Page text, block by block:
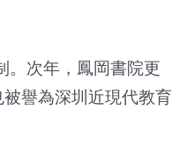
。次年，鳳岡書院更
譽為深圳近現代教育